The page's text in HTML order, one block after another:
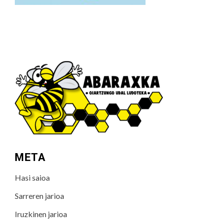
META
Hasi saioa
Sarreren jarioa
Iruzkinen jarioa